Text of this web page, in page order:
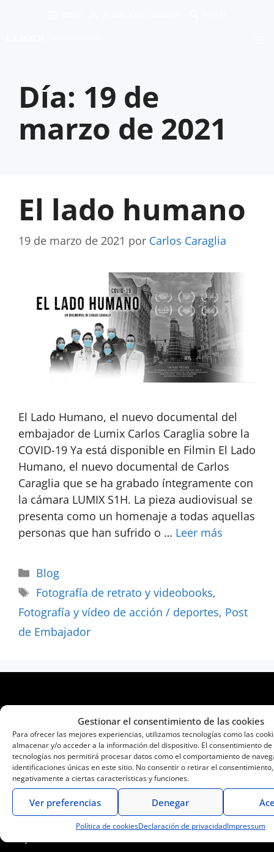
Gestionar el consentimiento de las cookies
Para ofrecer las mejores experiencias, utilizamos tecnologías como las
almacenar y/o acceder a la información del dispositivo. El consentimiento de
tecnologías nos permitirá procesar datos como el comportamiento de
identificaciones únicas en este sitio. No consentir o retirar el
negativamente a ciertas características y funciones.
Denegar
Ver preferencias
Política de cookiesDeclaración de privacidadImpressum
Día: 19 de
marzo de 2021
El lado humano
19 de marzo de 2021 por Carlos Caraglia
El Lado Humano, el nuevo documental del
embajador de Lumix Carlos Caraglia sobre la
COVID-19 Ya está disponible en Filmin El Lado
Humano, el nuevo documental de Carlos
Caraglia que se ha grabado íntegramente con
la cámara LUMIX S1H. La pieza audiovisual se
presenta como un homenaje a todas aquellas
personas que han sufrido o … Leer más
Blog
Fotografía de retrato y videobooks,
Fotografía y vídeo de acción / deportes, Post
de Embajador
Cámaras de fotos y vídeo
Objetivos Lumix G